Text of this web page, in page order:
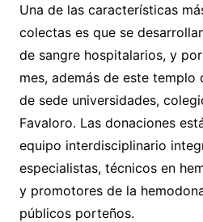
Una de las características
colectas es que se
de sangre hospitalarios, y
mes, además de este
de sede universidades,
Favaloro. Las donaciones
equipo interdisciplinario
especialistas, técnicos en
y promotores de la
públicos porteños.